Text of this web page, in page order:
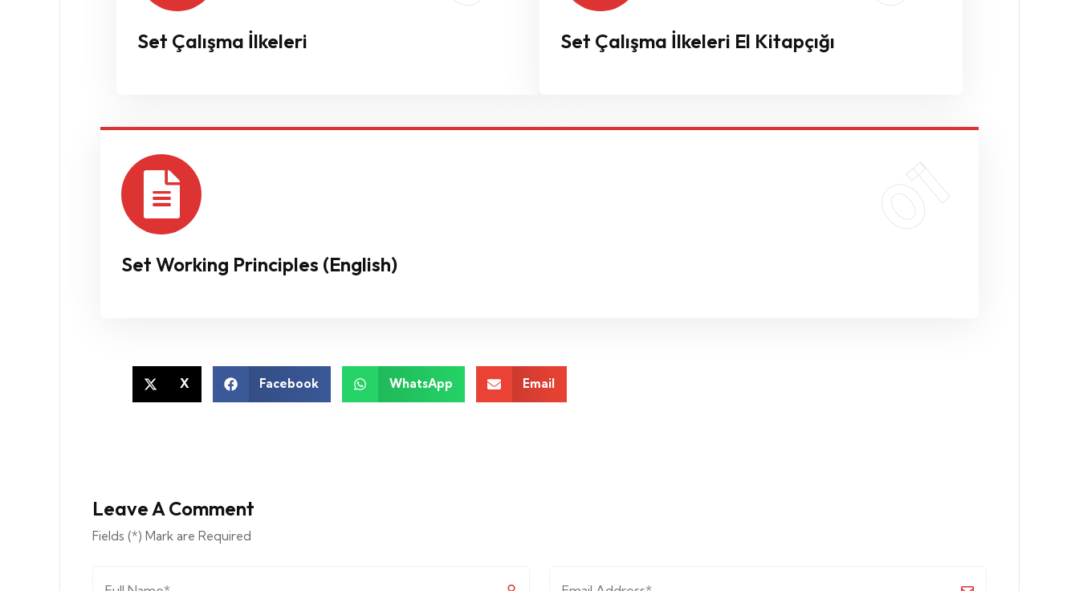
Set Çalışma İlkeleri Set Çalışma İlkeleri El Kitapçığı
01
Set Working Principles (English)
X Facebook WhatsApp Email
Leave A Comment
Fields (*) Mark are Required